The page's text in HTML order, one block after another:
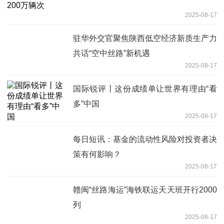
2025-08-17
驻华外交官聚焦陕西低空经济新质生产力
共话“空中丝路”新机遇
2025-08-17
国际锐评丨这份成绩单让世界有理由“看
多”中国
2025-08-17
每日短讯：基金的流动性风险对投资者决
策有何影响？
2025-08-17
赣闽“丝路海运”海铁联运天天班开行2000
列
2025-08-17